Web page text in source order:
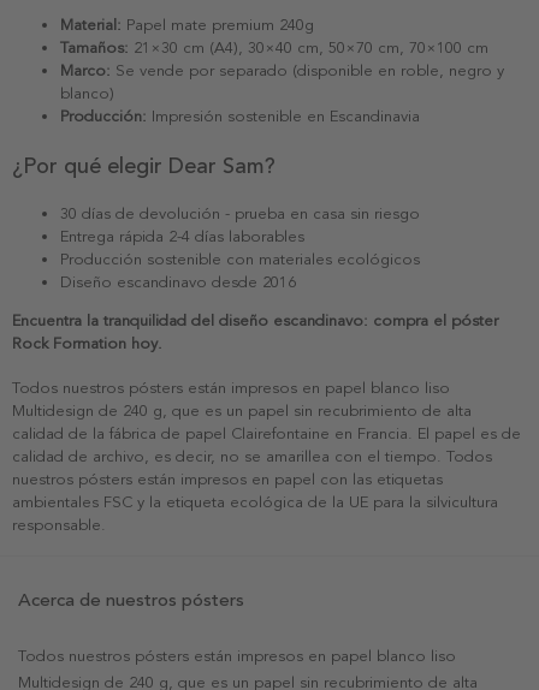
Material: Papel mate premium 240g
Tamaños: 21×30 cm (A4), 30×40 cm, 50×70 cm, 70×100 cm
Marco: Se vende por separado (disponible en roble, negro y
blanco)
Producción: Impresión sostenible en Escandinavia
¿Por qué elegir Dear Sam?
30 días de devolución - prueba en casa sin riesgo
Entrega rápida 2-4 días laborables
Producción sostenible con materiales ecológicos
Diseño escandinavo desde 2016
Encuentra la tranquilidad del diseño escandinavo: compra el póster
Rock Formation hoy.
Todos nuestros pósters están impresos en papel blanco liso
Multidesign de 240 g, que es un papel sin recubrimiento de alta
calidad de la fábrica de papel Clairefontaine en Francia. El papel es de
calidad de archivo, es decir, no se amarillea con el tiempo. Todos
nuestros pósters están impresos en papel con las etiquetas
ambientales FSC y la etiqueta ecológica de la UE para la silvicultura
responsable.
Acerca de nuestros pósters
Todos nuestros pósters están impresos en papel blanco liso
Multidesign de 240 g, que es un papel sin recubrimiento de alta